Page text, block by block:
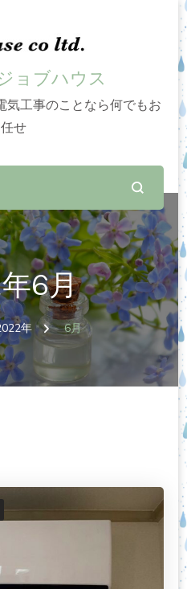
ョブハウス
工事のことなら何でもお
任せ
6月
年 6月